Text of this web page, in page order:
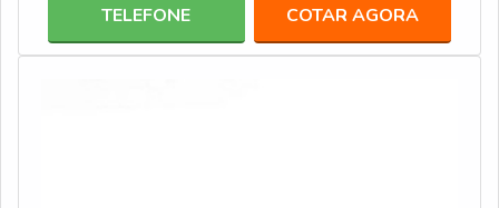
polipropileno, é um material de alta capacidade para
tolerar danificações externas, entre elas: Rasgos;
TELEFONE COTAR AGORA